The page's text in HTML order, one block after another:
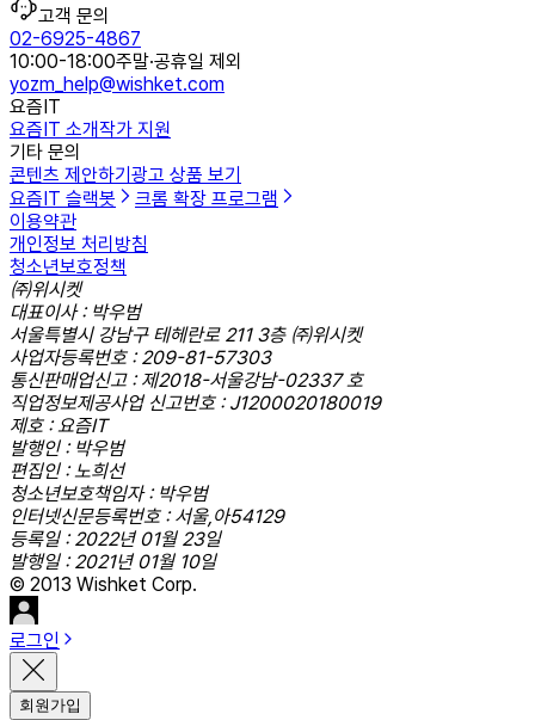
고객 문의
02-6925-4867
10:00-18:00주말·공휴일 제외
yozm_help@wishket.com
요즘IT
요즘IT 소개작가 지원
기타 문의
콘텐츠 제안하기 광고 상품 보기
요즘IT 슬랙봇
크롬 확장 프로그램
이용약관
개인정보 처리방침
청소년보호정책
㈜위시켓
대표이사 : 박우범
서울특별시 강남구 테헤란로 211 3층 ㈜위시켓
사업자등록번호 : 209-81-57303
통신판매업신고 : 제2018-서울강남-02337 호
직업정보제공사업 신고번호 : J1200020180019
제호 : 요즘IT
발행인 : 박우범
편집인 : 노희선
청소년보호책임자 : 박우범
인터넷신문등록번호 : 서울,아54129
등록일 : 2022년 01월 23일
발행일 : 2021년 01월 10일
© 2013 Wishket Corp.
로그인
회원가입